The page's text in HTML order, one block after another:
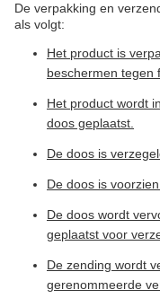
De verpakking en
als volgt:
Het product is
beschermen tegen
Het product wordt
doos geplaatst.
De doos is
De doos is
De doos wordt
geplaatst voor
De zending wordt
gerenommeerde